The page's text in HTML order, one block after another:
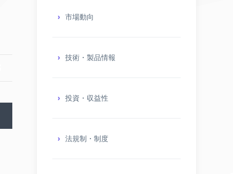
市場動向
技術・製品情報
投資・収益性
法規制・制度